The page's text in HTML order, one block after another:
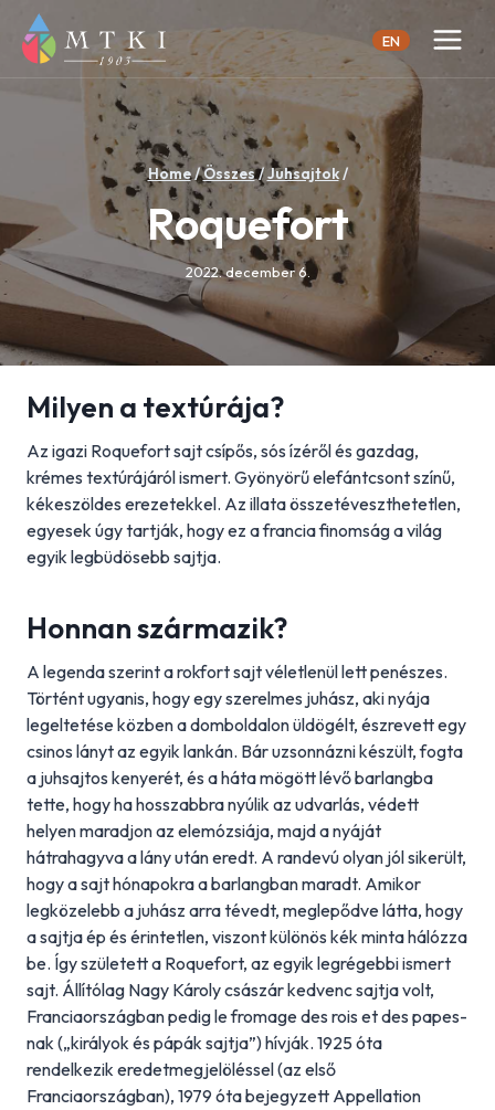
content
EN
Home/Összes/Juhsajtok/
Roquefort
2022. december 6.
Milyen a textúrája?
Az igazi Roquefort sajt csípős, sós ízéről és gazdag,
krémes textúrájáról ismert. Gyönyörű elefántcsont színű,
kékeszöldes erezetekkel. Az illata összetéveszthetetlen,
egyesek úgy tartják, hogy ez a francia finomság a világ
egyik legbüdösebb sajtja.
Honnan származik?
A legenda szerint a rokfort sajt véletlenül lett penészes.
Történt ugyanis, hogy egy szerelmes juhász, aki nyája
legeltetése közben a domboldalon üldögélt, észrevett egy
csinos lányt az egyik lankán. Bár uzsonnázni készült, fogta
a juhsajtos kenyerét, és a háta mögött lévő barlangba
tette, hogy ha hosszabbra nyúlik az udvarlás, védett
helyen maradjon az elemózsiája, majd a nyáját
hátrahagyva a lány után eredt. A randevú olyan jól sikerült,
hogy a sajt hónapokra a barlangban maradt. Amikor
legközelebb a juhász arra tévedt, meglepődve látta, hogy
a sajtja ép és érintetlen, viszont különös kék minta hálózza
be. Így született a Roquefort, az egyik legrégebbi ismert
sajt. Állítólag Nagy Károly császár kedvenc sajtja volt,
Franciaországban pedig le fromage des rois et des papes-
nak („királyok és pápák sajtja”) hívják. 1925 óta
rendelkezik eredetmegjelöléssel (az első
Franciaországban), 1979 óta bejegyzett Appellation